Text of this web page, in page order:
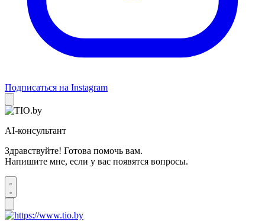
Подписаться на Instagram
AI-консультант
Здравствуйте! Готова помочь вам.
Напишите мне, если у вас появятся вопросы.